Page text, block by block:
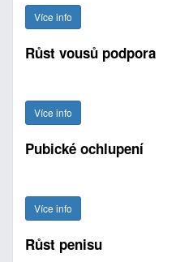
Více info
Růst vousů podpora
Více info
Pubické ochlupení
Více info
Růst penisu